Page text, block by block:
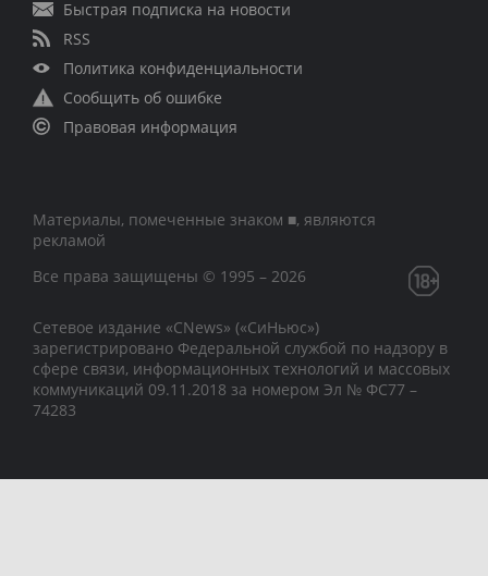
Быстрая подписка на новости
RSS
Политика конфиденциальности
Сообщить об ошибке
Правовая информация
Материалы, помеченные знаком ■, являются
рекламой
Все права защищены © 1995 – 2026
Сетевое издание «CNews» («СиНьюс»)
зарегистрировано Федеральной службой по надзору в
сфере связи, информационных технологий и массовых
коммуникаций 09.11.2018 за номером Эл № ФС77 –
74283